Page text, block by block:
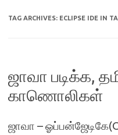
TAG ARCHIVES: ECLIPSE IDE IN
ஜாவா படிக்க,
காணொலிகள்
ஜாவா –